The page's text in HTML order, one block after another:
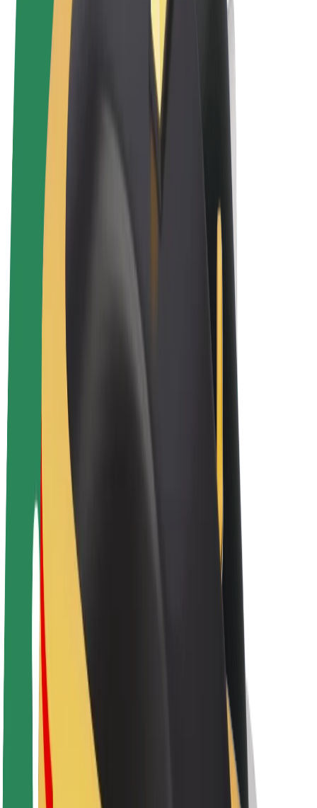
Vožnje
Romobili
Bolt Market
Bolt Food
Bolt Drive
Bolt for Business
Električni bicikli
Zarađuj uz Bolt
Bolt Food trgovci
Flote
Franšize
Karijere
O platformi Bolt
Održivost uz Bolt
Projekt nula
Blog
Novosti
Smjernice za brend
Misija
Odnosi s investitorima
Vodstvo
Brend
Mediji
Urban Fund
Sigurnost
Sigurnost korisnika